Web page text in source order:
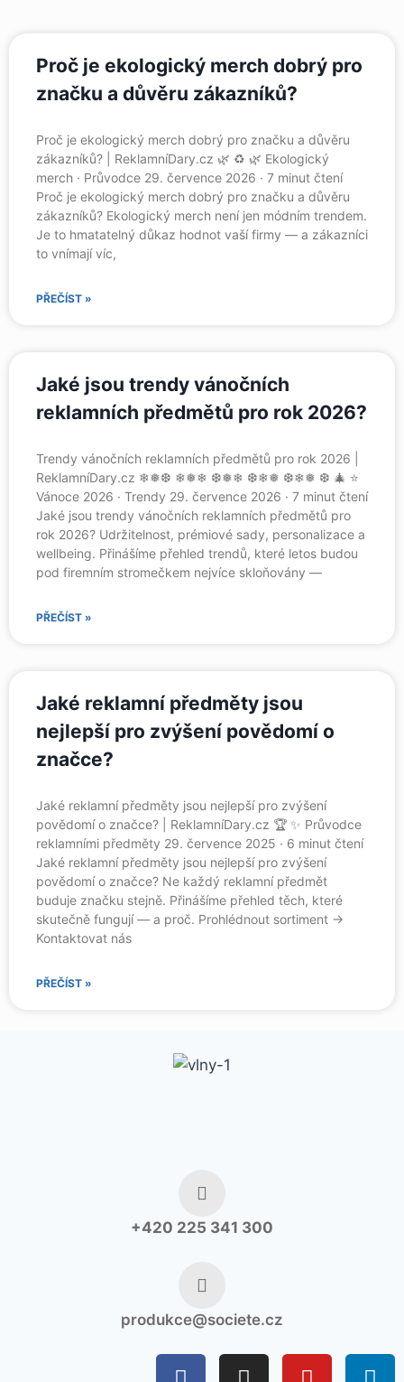
Proč je ekologický merch dobrý pro
značku a důvěru zákazníků?
Proč je ekologický merch dobrý pro značku a důvěru
zákazníků? | ReklamníDary.cz 🌿 ♻️ 🌿 Ekologický
merch · Průvodce 29. července 2026 · 7 minut čtení
Proč je ekologický merch dobrý pro značku a důvěru
zákazníků? Ekologický merch není jen módním trendem.
Je to hmatatelný důkaz hodnot vaší firmy — a zákazníci
to vnímají víc,
PŘEČÍST »
Jaké jsou trendy vánočních
reklamních předmětů pro rok 2026?
Trendy vánočních reklamních předmětů pro rok 2026 |
ReklamníDary.cz ❄❅❆ ❄❅❄ ❆❅❄ ❆❄❅ ❆❄❅ ❆ 🎄 ⭐
Vánoce 2026 · Trendy 29. července 2026 · 7 minut čtení
Jaké jsou trendy vánočních reklamních předmětů pro
rok 2026? Udržitelnost, prémiové sady, personalizace a
wellbeing. Přinášíme přehled trendů, které letos budou
pod firemním stromečkem nejvíce skloňovány —
PŘEČÍST »
Jaké reklamní předměty jsou
nejlepší pro zvýšení povědomí o
značce?
Jaké reklamní předměty jsou nejlepší pro zvýšení
povědomí o značce? | ReklamníDary.cz 🏆 ✨ Průvodce
reklamními předměty 29. července 2025 · 6 minut čtení
Jaké reklamní předměty jsou nejlepší pro zvýšení
povědomí o značce? Ne každý reklamní předmět
buduje značku stejně. Přinášíme přehled těch, které
skutečně fungují — a proč. Prohlédnout sortiment →
Kontaktovat nás
PŘEČÍST »
+420 225 341 300
produkce@societe.cz